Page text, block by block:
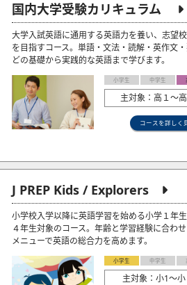
国内大学受験カリキュラム
大学入試英語に通用する英語力を養い、志望
を目指すコース。単語・文法・読解・英作文
どの基礎から実践的な英語まで学びます。
小学生 中学生
主対象：高１～
コースを詳しく
J PREP Kids / Explorers
小学校入学以降に英語学習を始める小学１年
４年生対象のコース。年齢と学習経験に合わ
メニューで英語の総合力を高めます。
小学生 中学生
主対象：小1〜小